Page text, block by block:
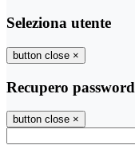
Seleziona utente
button close ×
Recupero password
button close ×